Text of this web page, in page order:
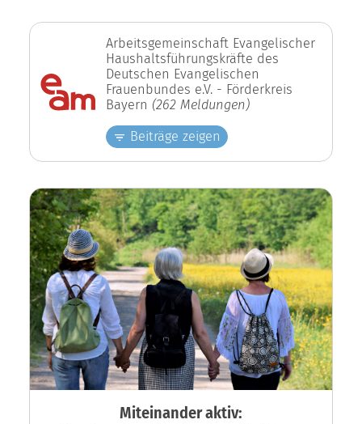
Arbeitsgemeinschaft Evangelischer
Haushaltsführungskräfte des
Deutschen Evangelischen
Frauenbundes e.V. - Förderkreis
Bayern (262 Meldungen)
Beiträge zeigen
Miteinander aktiv: